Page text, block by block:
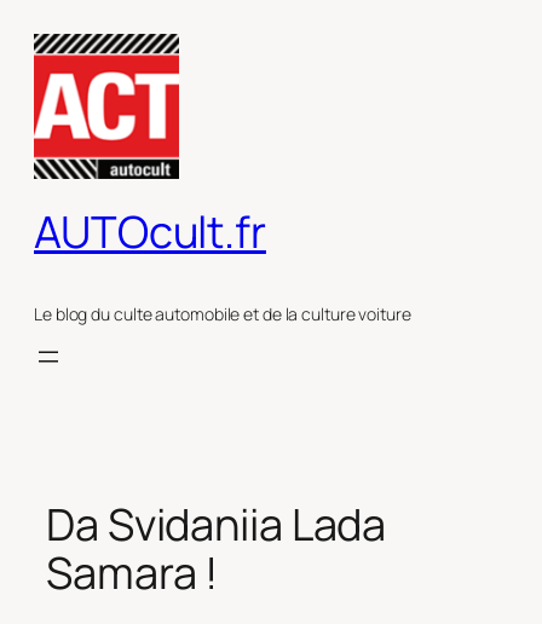
contenu
AUTOcult.fr
Le blog du culte automobile et de la culture voiture
Da Svidaniia Lada
Samara !